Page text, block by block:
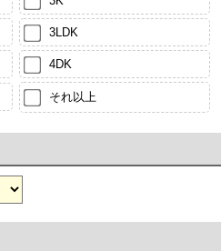
3LDK
4DK
それ以上